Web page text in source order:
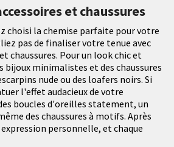
et chaussures
choisi la chemise parfaite pour votre
pas de finaliser votre tenue avec
chaussures. Pour un look chic et
bijoux minimalistes et des chaussures
nude ou des loafers noirs. Si
l'effet audacieux de votre
boucles d'oreilles statement, un
des chaussures à motifs. Après
personnelle, et chaque